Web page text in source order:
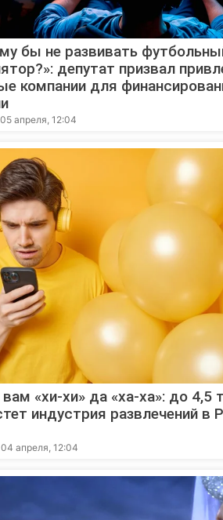
бы не развивать
депутат призвал
компании для
апреля, 12:04
«хи-хи» да «ха-ха»: до 4,5
индустрия развлечений в
апреля, 12:04